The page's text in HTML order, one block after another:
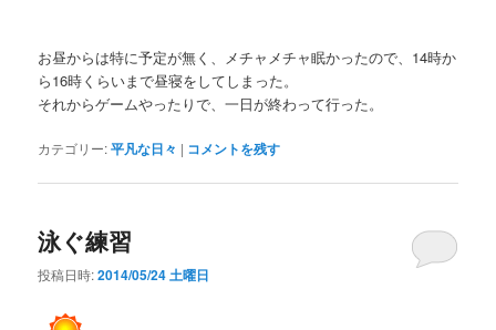
お昼からは特に予定が無く、メチャメチャ眠かったので、14時か
ら16時くらいまで昼寝をしてしまった。
それからゲームやったりで、一日が終わって行った。
カテゴリー:平凡な日々 | コメントを残す
泳ぐ練習
投稿日時:2014/05/24 土曜日